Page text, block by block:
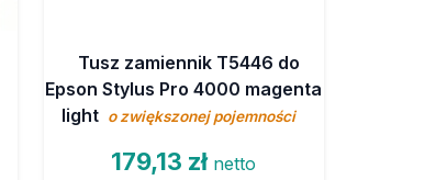
Tusz zamiennik T5446 do
Epson Stylus Pro 4000 magenta
light o zwiększonej pojemności
179,13 zł netto